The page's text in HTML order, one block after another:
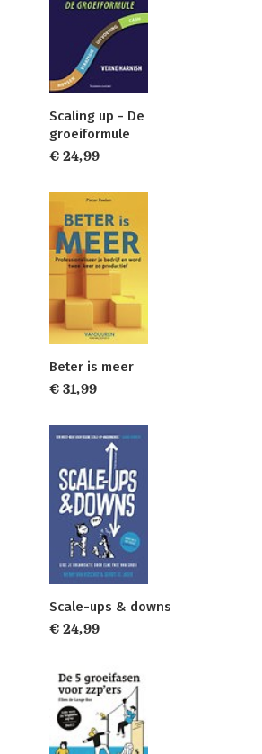
Scaling up - De
groeiformule
€ 24,99
Beter is meer
€ 31,99
Scale-ups & downs
€ 24,99